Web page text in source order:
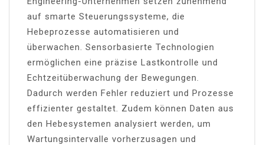
auf smarte Steuerungssysteme, die
Hebeprozesse automatisieren und
überwachen. Sensorbasierte Technologien
ermöglichen eine präzise Lastkontrolle und
Echtzeitüberwachung der Bewegungen.
Dadurch werden Fehler reduziert und Prozesse
effizienter gestaltet. Zudem können Daten aus
den Hebesystemen analysiert werden, um
Wartungsintervalle vorherzusagen und